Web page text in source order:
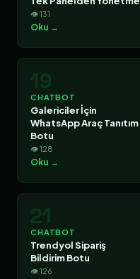
👁 131
Oku →
19
CHATBOT
Galericiler İçin
WhatsApp Araç Tanıtım
Botu
👁 128
Oku →
21
CHATBOT
Trendyol Sipariş
Bildirim Botu
👁 126